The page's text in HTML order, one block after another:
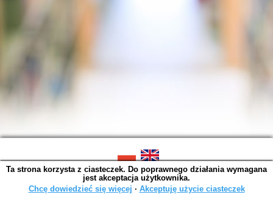
SOWA OPAC v. 6.11.10 (2026-07-24)
Wygenerowano w 0,0045 s.
Ta strona korzysta z ciasteczek. Do poprawnego działania wymagana
jest akceptacja użytkownika.
Chcę dowiedzieć się więcej ∙ Akceptuję użycie ciasteczek